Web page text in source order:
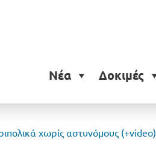
Νέα Δοκιμές
χωρίς αστυνόμους (+video)